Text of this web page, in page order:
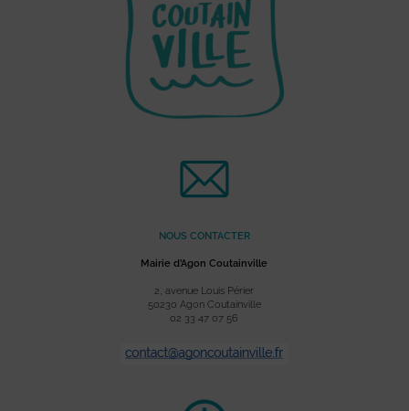
NOUS CONTACTER
Mairie d’Agon Coutainville
2, avenue Louis Périer
50230 Agon Coutainville
02 33 47 07 56